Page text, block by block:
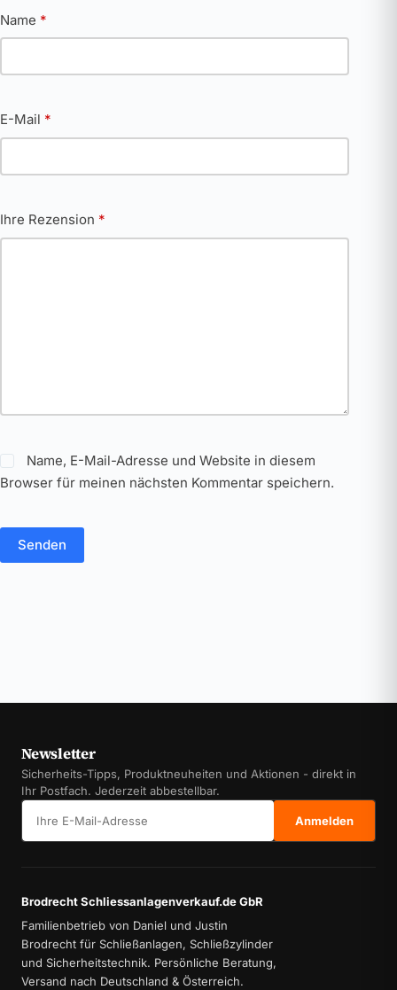
Name *
E-Mail *
Ihre Rezension *
Name, E-Mail-Adresse und Website in diesem
Browser für meinen nächsten Kommentar speichern.
Senden
Newsletter
Sicherheits-Tipps, Produktneuheiten und Aktionen - direkt in
Ihr Postfach. Jederzeit abbestellbar.
Anmelden
Brodrecht Schliessanlagenverkauf.de GbR
Familienbetrieb von Daniel und Justin
Brodrecht für Schließanlagen, Schließzylinder
und Sicherheitstechnik. Persönliche Beratung,
Versand nach Deutschland & Österreich.